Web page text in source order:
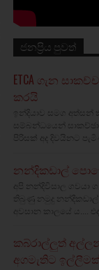
ජනප්‍රිය පුවත්
ETCA ගැන
කරයි
ඉන්දියාව සමග අත්සන්
සම්බන්ධයෙන්
පිරිසක් අද දිවයිනට
නන්දිකඩාල්
අපි නන්දිවිසාල ගවයා
තිබුණු නමුදු නන්දිකඩාල්
අවසාන කාලයේ ය....
කබ්රාල්ලුත්
අගමැතිට